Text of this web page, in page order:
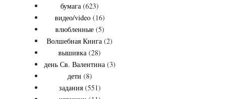
бумага (623)
видео/video (16)
влюбленные (5)
Волшебная Книга (2)
вышивка (28)
день Св. Валентина (3)
дети (8)
задания (551)